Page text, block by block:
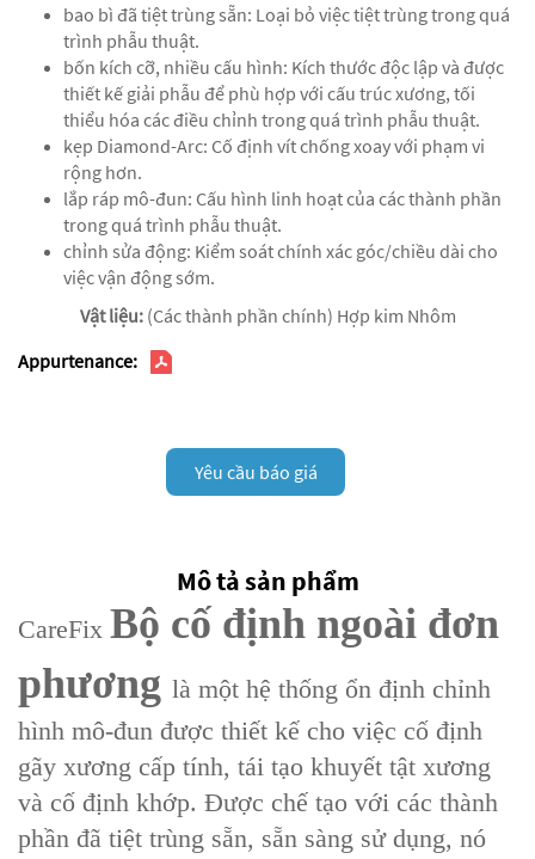
bao bì đã tiệt trùng sẵn: Loại bỏ việc tiệt trùng trong quá
trình phẫu thuật.
bốn kích cỡ, nhiều cấu hình: Kích thước độc lập và được
thiết kế giải phẫu để phù hợp với cấu trúc xương, tối
thiểu hóa các điều chỉnh trong quá trình phẫu thuật.
kẹp Diamond-Arc: Cố định vít chống xoay với phạm vi
rộng hơn.
lắp ráp mô-đun: Cấu hình linh hoạt của các thành phần
trong quá trình phẫu thuật.
chỉnh sửa động: Kiểm soát chính xác góc/chiều dài cho
việc vận động sớm.
Vật liệu: (Các thành phần chính) Hợp kim Nhôm
Appurtenance:
Yêu cầu báo giá
Mô tả sản phẩm
CareFix Bộ cố định ngoài đơn
phương là một hệ thống ổn định chỉnh
hình mô-đun được thiết kế cho việc cố định
gãy xương cấp tính, tái tạo khuyết tật xương
và cố định khớp. Được chế tạo với các thành
phần đã tiệt trùng sẵn, sẵn sàng sử dụng, nó